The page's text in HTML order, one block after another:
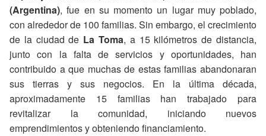
(Argentina), fue en su momento un lugar muy poblado,
con alrededor de 100 familias. Sin embargo, el crecimiento
de la ciudad de La Toma, a 15 kilómetros de distancia,
junto con la falta de servicios y oportunidades, han
contribuido a que muchas de estas familias abandonaran
sus tierras y sus negocios. En la última década,
aproximadamente 15 familias han trabajado para
revitalizar la comunidad, iniciando nuevos
emprendimientos y obteniendo financiamiento.